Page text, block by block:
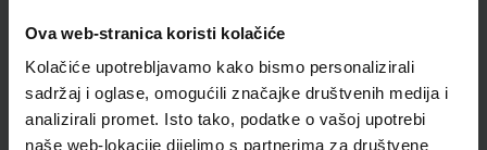
Ova web-stranica koristi kolačiće
Kolačiće upotrebljavamo kako bismo personalizirali
sadržaj i oglase, omogućili značajke društvenih medija i
analizirali promet. Isto tako, podatke o vašoj upotrebi
naše web-lokacije dijelimo s partnerima za društvene
MOJA ZEMLJA 2; udžbenik iz geografije za šesti razred
osnovne škole
Autor(i):Ivan Gambiroža Josip Jukić Dinko Marin Ana Mesić